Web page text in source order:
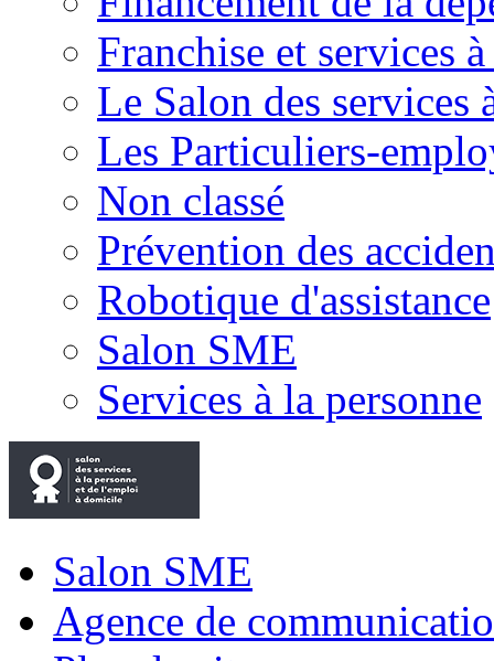
Franchise et services
Le Salon des services
Les Particuliers-
Non classé
Prévention des
Robotique d'assistance
Salon SME
Services à la personne
Salon SME
Agence de